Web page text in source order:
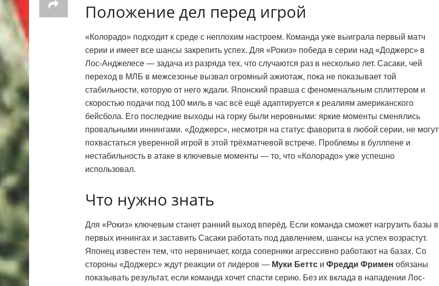
Положение дел перед игрой
«Колорадо» подходит к среде с неплохим настроем. Команда уже выиграла первый матч
серии и имеет все шансы закрепить успех. Для «Рокиз» победа в серии над «Доджерс» в
Лос-Анджелесе — задача из разряда тех, что случаются раз в несколько лет. Сасаки, чей
переход в МЛБ в межсезонье вызвал огромный ажиотаж, пока не показывает той
стабильности, которую от него ждали. Японский правша с феноменальным сплиттером и
скоростью подачи под 100 миль в час всё ещё адаптируется к реалиям американского
бейсбола. Его последние выходы на горку были неровными: яркие моменты сменялись
провальными иннингами. «Доджерс», несмотря на статус фаворита в любой серии, не могут
похвастаться уверенной игрой в этой трёхматчевой встрече. Проблемы в буллпене и
нестабильность в атаке в ключевые моменты — то, что «Колорадо» уже успешно
использовал.
Что нужно знать
Для «Рокиз» ключевым станет ранний выход вперёд. Если команда сможет нагрузить базы в
первых иннингах и заставить Сасаки работать под давлением, шансы на успех возрастут.
Японец известен тем, что нервничает, когда соперники агрессивно работают на базах. Со
стороны «Доджерс» ждут реакции от лидеров — Муки Беттс и Фредди Фримен обязаны
показывать результат, если команда хочет спасти серию. Без их вклада в нападении Лос-